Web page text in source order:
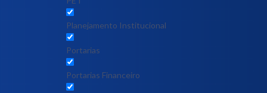
Planejamento Institucional
Portarias
Portarias Financeiro